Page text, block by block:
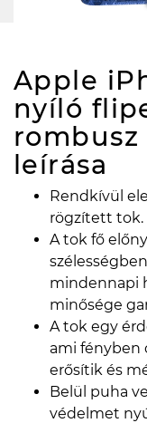
Apple
nyíló
leírása
Rendkívül
rögzített tok.
A tok fő
mindennapi
minősége
A tok egy
ami fényben
erősítik és
Belül puha
védelmet